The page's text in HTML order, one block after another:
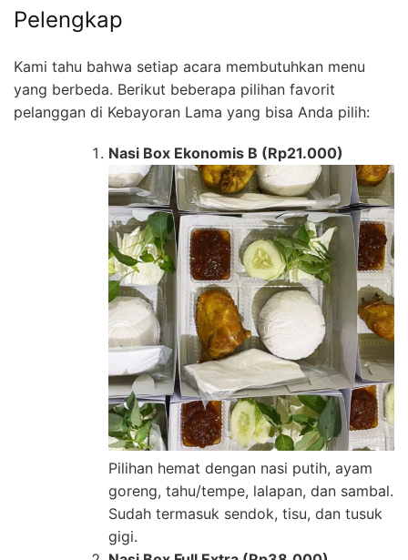
Pelengkap
Kami tahu bahwa setiap acara membutuhkan menu
yang berbeda. Berikut beberapa pilihan favorit
pelanggan di Kebayoran Lama yang bisa Anda pilih:
Nasi Box Ekonomis B (Rp21.000)
Pilihan hemat dengan nasi putih, ayam
goreng, tahu/tempe, lalapan, dan sambal.
Sudah termasuk sendok, tisu, dan tusuk
gigi.